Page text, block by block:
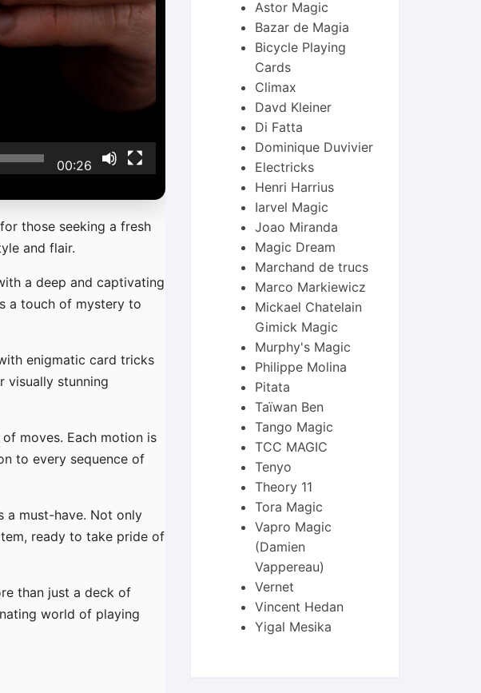
00:26
those seeking a fresh
and flair.
a deep and captivating
a touch of mystery to
enigmatic card tricks
visually stunning
moves. Each motion is
to every sequence of
a must-have. Not only
ready to take pride of
than just a deck of
world of playing
Astor Magic
Bazar de Magia
Bicycle Playing
Cards
Climax
Davd Kleiner
Di Fatta
Dominique Duvivier
Electricks
Henri Harrius
Iarvel Magic
Joao Miranda
Magic Dream
Marchand de trucs
Marco Markiewicz
Mickael Chatelain
Gimick Magic
Murphy's Magic
Philippe Molina
Pitata
Taïwan Ben
Tango Magic
TCC MAGIC
Tenyo
Theory 11
Tora Magic
Vapro Magic
(Damien
Vappereau)
Vernet
Vincent Hedan
Yigal Mesika